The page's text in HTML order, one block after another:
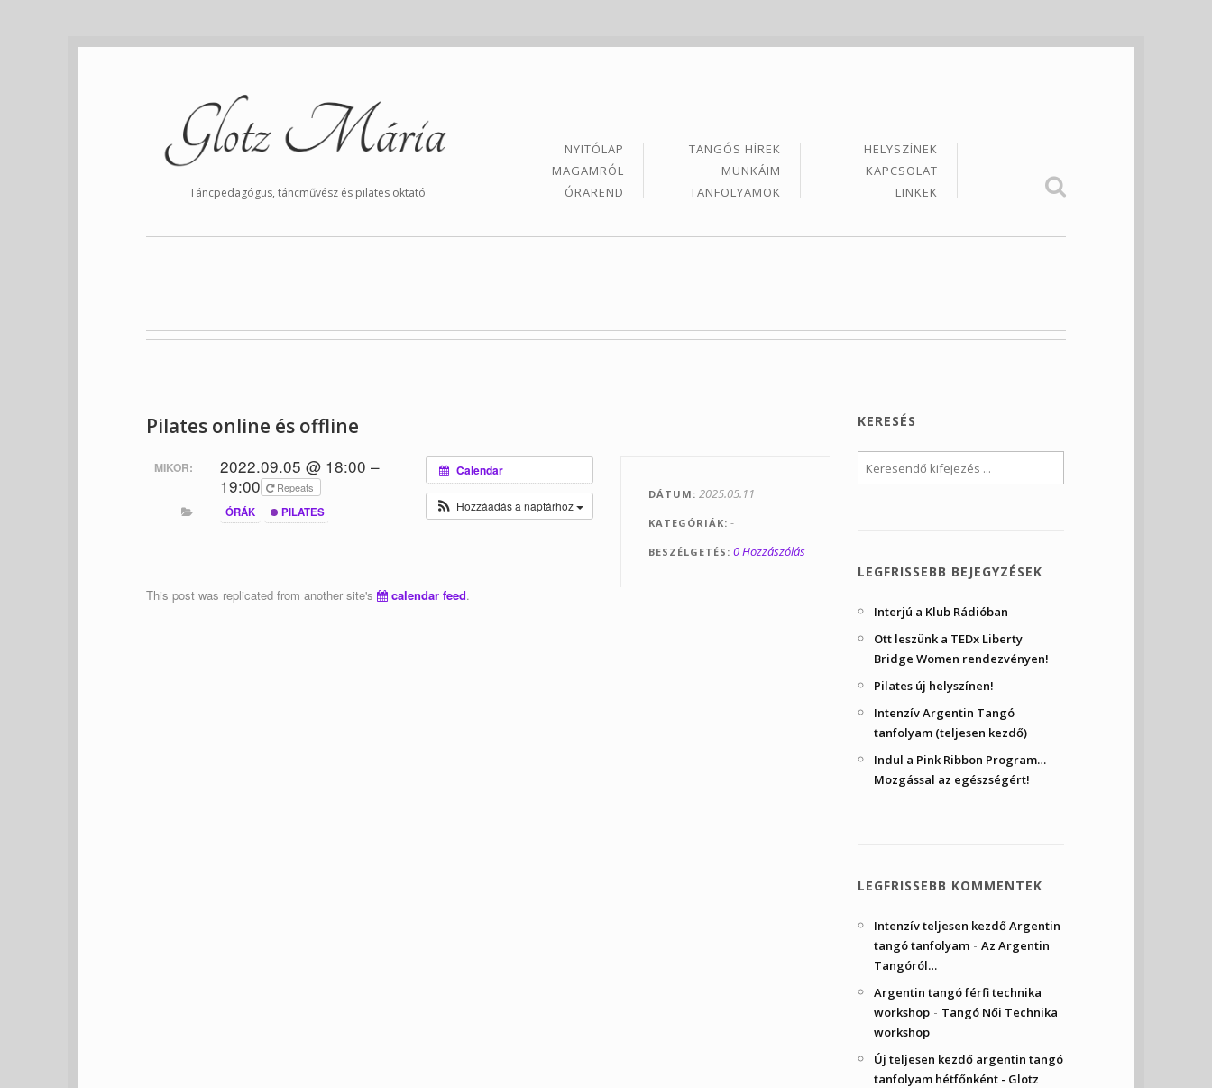
Táncpedagógus, táncművész és pilates oktató
NYITÓLAP
MAGAMRÓL
ÓRAREND
TANGÓS HÍREK
MUNKÁIM
TANFOLYAMOK
HELYSZÍNEK
KAPCSOLAT
LINKEK
Pilates online és offline
DÁTUM 2025.05.11
KATEGÓRIÁK -
BESZÉLGETÉS 0 Hozzászólás
Calendar
Hozzáadás a naptárhoz
MIKOR:
2022.09.05 @ 18:00 –
19:00
Repeats
ÓRÁK PILATES
This post was replicated from another site's calendar feed.
KERESÉS
LEGFRISSEBB BEJEGYZÉSEK
Interjú a Klub Rádióban
Ott leszünk a TEDx Liberty
Bridge Women rendezvényen!
Pilates új helyszínen!
Intenzív Argentin Tangó
tanfolyam (teljesen kezdő)
Indul a Pink Ribbon Program…
Mozgással az egészségért!
LEGFRISSEBB KOMMENTEK
Intenzív teljesen kezdő Argentin
tangó tanfolyam -Az Argentin
Tangóról…
Argentin tangó férfi technika
workshop - Tangó Női Technika
workshop
Új teljesen kezdő argentin tangó
tanfolyam hétfőnként - Glotz